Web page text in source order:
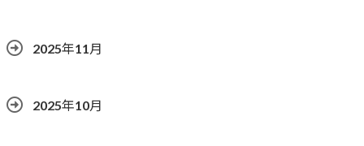
2025年11月
2025年10月